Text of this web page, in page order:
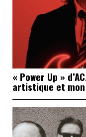
« Power Up »
artistique et mon